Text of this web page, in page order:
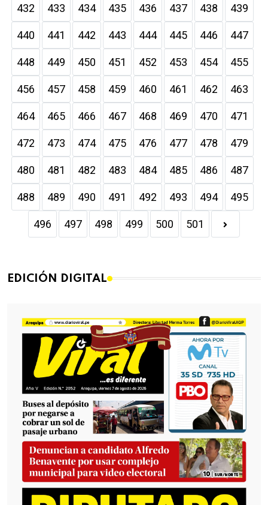
432 433 434 435 436 437 438 439
440 441 442 443 444 445 446 447
448 449 450 451 452 453 454 455
456 457 458 459 460 461 462 463
464 465 466 467 468 469 470 471
472 473 474 475 476 477 478 479
480 481 482 483 484 485 486 487
488 489 490 491 492 493 494 495
496 497 498 499 500 501
EDICIÓN DIGITAL